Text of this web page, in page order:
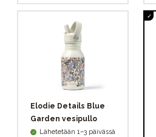
Elodie Details Blue
Garden vesipullo
Lähetetään 1–3 päivässä